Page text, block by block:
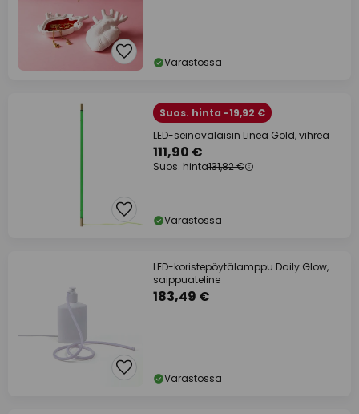
Varastossa
Suos. hinta -19,92 €
LED-seinävalaisin Linea Gold, vihreä
111,90 €
Suos. hinta131,82 €
Varastossa
LED-koristepöytälamppu Daily Glow,
saippuateline
183,49 €
Varastossa